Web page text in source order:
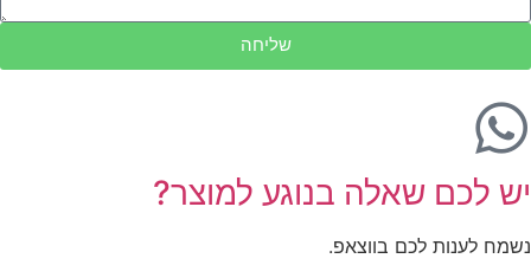
שליחה
יש לכם שאלה בנוגע למוצר?
נשמח לענות לכם בווצאפ.